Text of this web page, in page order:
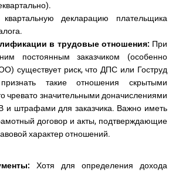
квартальную декларацию плательщика
в трудовые отношения: При
постоянным заказчиком (особенно
существует риск, что ДПС или Гоструд
такие отношения скрытыми
чревато значительными доначислениями
штрафами для заказчика. Важно иметь
договор и акты, подтверждающие
характер отношений.
Хотя для определения дохода